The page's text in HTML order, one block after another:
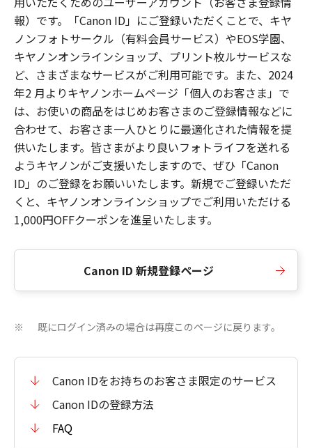
報）です。「Canon ID」にご登録いただくことで、キヤ
ノンフォトサークル（有料会員サービス）やEOS学園、
キヤノンオンラインショップ、プリント枚ルサービスな
ど、さまざまなサービスがご利用可能です。また、2024
年2 月よりキヤノンホームページ「個人のお客さま」で
は、お使いの商品をはじめお客さまのご登録情報などに
合わせて、お客さま一人ひとりに最適化された情報を提
供いたします。皆さまがより良いフォトライフを送れる
ようキヤノンがご支援いたしますので、ぜひ「Canon
ID」のご登録をお願いいたします。新規でご登録いただ
くと、キヤノンオンラインショップでご利用いただける
1,000円OFFクーポンを進呈いたします。
Canon ID 新規登録ページ
※ 既にログイン済みの場合は再度このページに戻ります。
Canon IDをお持ちのお客さま限定のサービス
Canon IDの登録方法
FAQ